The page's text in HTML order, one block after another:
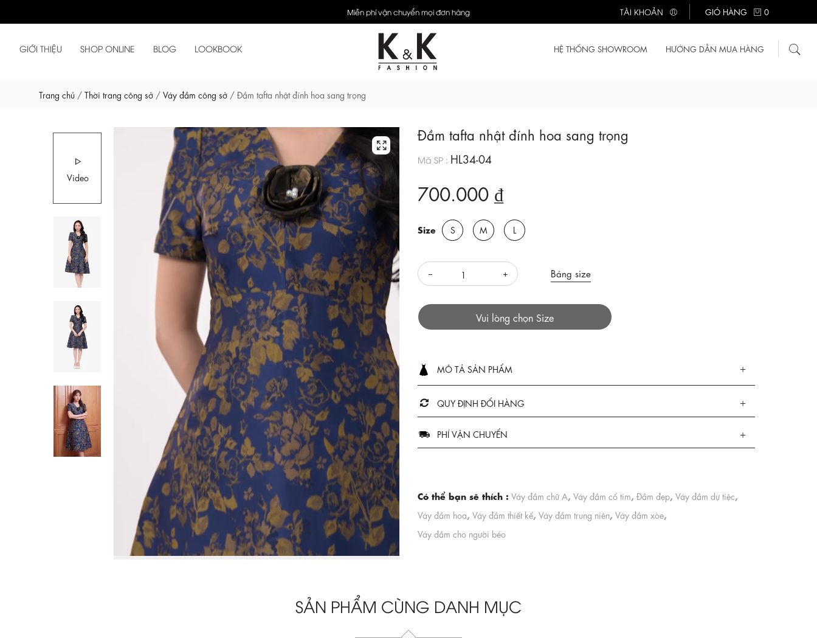
Miễn phí vận chuyển mọi đơn hàng TÀI KHOẢN GIỎ HÀNG 0
GIỚI THIỆU SHOP ONLINE BLOG LOOKBOOK HỆ THỐNG SHOWROOM HƯỚNG DẪN MUA HÀNG
Trang chủ / Thời trang công sở / Váy đầm công sở / Đầm tafta nhật đính hoa sang trọng
Video
Đầm tafta nhật đính hoa sang trọng
Mã SP : HL34-04
700.000 ₫
Size S M L
Bảng size
Vui lòng chọn Size
MÔ TẢ SẢN PHẨM
QUY ĐỊNH ĐỔI HÀNG
PHÍ VẬN CHUYỂN
Có thể bạn sẽ thích : Váy đầm chữ A, Váy đầm cổ tim, Đầm đẹp, Váy đầm dự tiệc,
Váy đầm hoa, Váy đầm thiết kế, Váy đầm trung niên, Váy đầm xòe,
Váy đầm cho người béo
SẢN PHẨM CÙNG DANH MỤC